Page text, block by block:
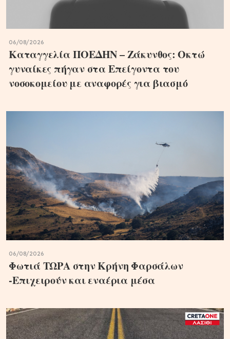
06/08/2026
Καταγγελία ΠΟΕΔΗΝ – Ζάκυνθος: Οκτώ
γυναίκες πήγαν στα Επείγοντα του
νοσοκομείου με αναφορές για βιασμό
06/08/2026
Φωτιά ΤΩΡΑ στην Κρήνη Φαρσάλων
-Επιχειρούν και εναέρια μέσα